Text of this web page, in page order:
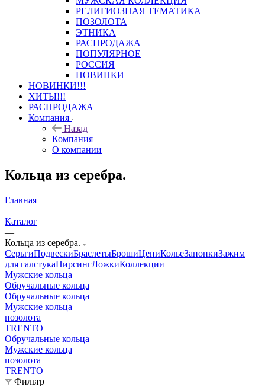
РЕЛИГИОЗНАЯ ТЕМАТИКА
ПОЗОЛОТА
ЭТНИКА
РАСПРОДАЖА
ПОПУЛЯРНОЕ
РОССИЯ
НОВИНКИ
НОВИНКИ!!!
ХИТЫ!!!
РАСПРОДАЖА
Компания
Назад
Компания
О компании
Кольца из серебра.
Главная
—
Каталог
—
Кольца из серебра.
СерьгиПодвескиБраслетыБрошиЦепиКольеЗапонкиЗажим
для галстукаПирсингЛожкиКоллекции
Мужские кольца
Обручальные кольца
Обручальные кольца
Мужские кольца
позолота
TRENTO
Обручальные кольца
Мужские кольца
позолота
TRENTO
Фильтр